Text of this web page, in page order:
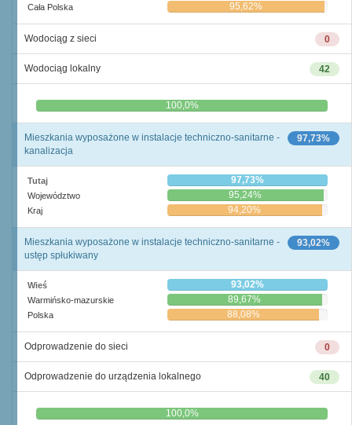
Cała Polska 95,62%
0
Wodociąg z sieci
42
Wodociąg lokalny
0,0% 100,0%
97,73%
Mieszkania wyposażone w instalacje techniczno-sanitarne -
kanalizacja
Tutaj 97,73%
Województwo 95,24%
Kraj 94,20%
93,02%
Mieszkania wyposażone w instalacje techniczno-sanitarne -
ustęp spłukiwany
Wieś 93,02%
Warmińsko-mazurskie 89,67%
Polska 88,08%
0
Odprowadzenie do sieci
40
Odprowadzenie do urządzenia lokalnego
0,0% 100,0%